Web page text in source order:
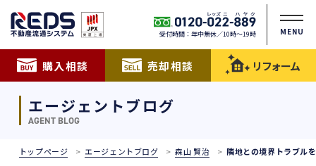
受付時間：年中無休／10時〜19時 MENU
購入相談 売却相談 リフォーム
エージェントブログ
AGENT BLOG
トップページ エージェントブログ 森山 賢治 隣地との境界トラブル